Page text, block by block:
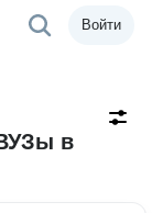
Войти
в